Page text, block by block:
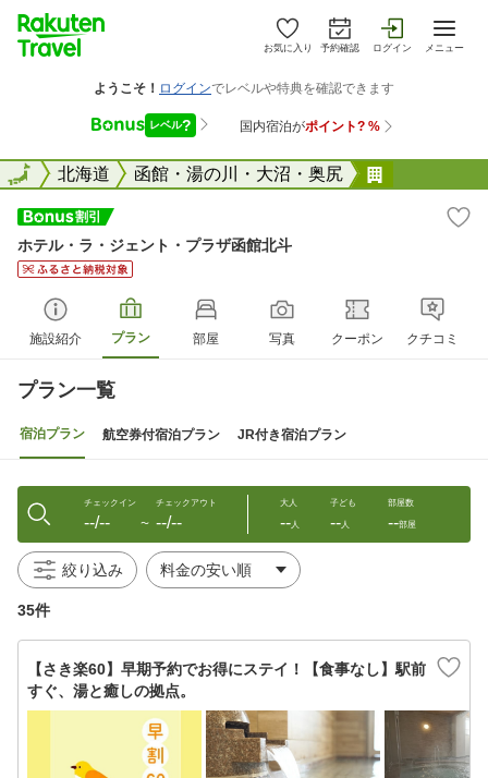
お気に入り 予約確認 ログイン メニュー
全国北海道 函館・湯の川・大沼・奥尻
全国
ホテル・ラ・ジェント・プラザ函館北斗
施設紹介 プラン 部屋 写真 クーポン クチコミ
プラン一覧
宿泊プラン 航空券付宿泊プラン JR付き宿泊プラン
チェックイン
--/-- 〜
チェックアウト
--/--
大人
--人
子ども
--人
部屋数
--部屋
絞り込み
35件
【さき楽60】早期予約でお得にステイ！【食事なし】駅前
すぐ、湯と癒しの拠点。